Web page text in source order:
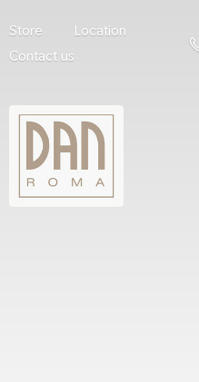
Store
Location
Contact us